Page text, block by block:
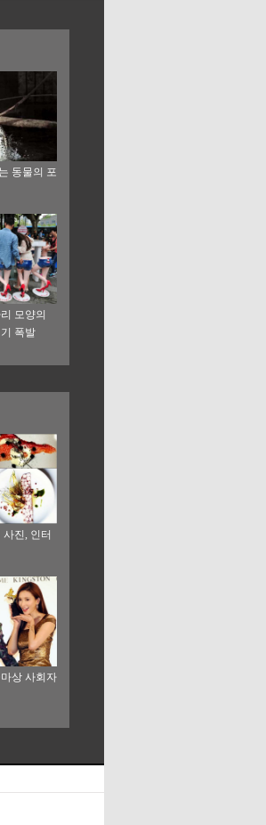
동물의 포
모양의
폭발
진, 인터
상 사회자